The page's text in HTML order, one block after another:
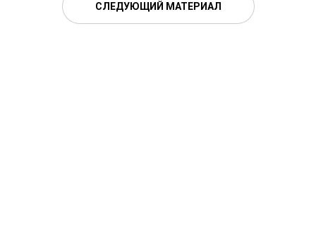
СЛЕДУЮЩИЙ МАТЕРИАЛ